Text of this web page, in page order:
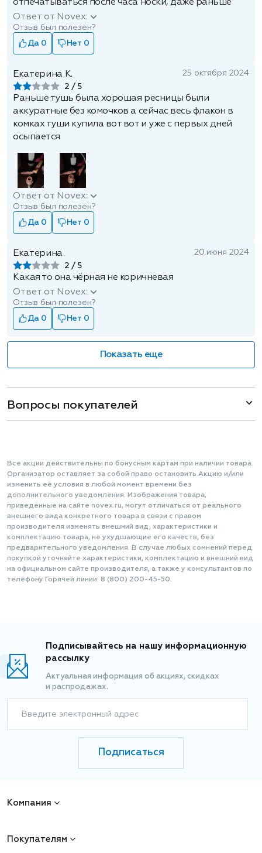
отпечатываться после часа носки, даже раньше
Ответ от Novex:
Отзыв был полезен?
Да 0
Нет 0
Екатерина К.
2
25 октября 2024
Раньше тушь была хорошая ресницы были
аккуратные без комочков а сейчас весь флакон в
комках туши купила вот вот и уже с первых дней
осыпается
Ответ от Novex:
Отзыв был полезен?
Да 0
Нет 0
Екатерина
2
20 июня 2024
Какая то она чёрная не коричневая
Ответ от Novex:
Отзыв был полезен?
Да 0
Нет 0
Показать еще
Вопросы покупателей
Все акции действительны по бонусным картам при наличии товара.
Организатор оставляет за собой право остановить Акцию и/или
изменить её условия в любой момент времени без
дополнительного уведомления. Изображения товара,
приведенные на сайте novex.ru, могут отличаться от реального
внешнего вида конкретного товара в связи с правом
производителя изменять внешний вид, характеристики и
комплектацию товара, не ухудшающие его качеств, без
предварительного уведомления. В случае любых сомнений перед
покупкой уточняйте характеристики, комплектацию и внешний вид
на официальном сайте производителя, а также у консультантов по
телефону Горячей линии: 8 (800) 200-45-50.
Подписывайтесь на нашу информационную
рассылку
Актуальная информация об акциях, скидках
и распродажах.
Введите электронный адрес
Подписаться
Компания
Покупателям